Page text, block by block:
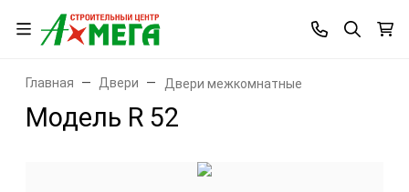
Главная Двери Двери межкомнатные
Модель R 52